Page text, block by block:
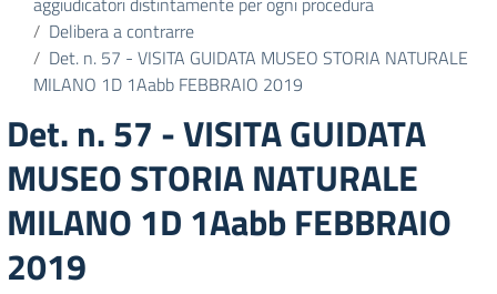
Delibera a contrarre
Det. n. 57 - VISITA GUIDATA MUSEO STORIA NATURALE
MILANO 1D 1Aabb FEBBRAIO 2019
Det. n. 57 - VISITA GUIDATA
MUSEO STORIA NATURALE
MILANO 1D 1Aabb FEBBRAIO
2019